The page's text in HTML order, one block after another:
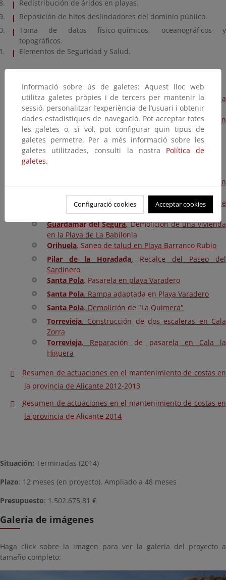
Redistribución de áridos en playas.
Reposición de hitos deslindadores del dominio público.
Toma de datos físico-químicos, oceanográficos y
topográficos.
Elementos de Seguridad y Salud.
Fichas de las actuaciones más destacadas
Alicante . Isla de Tabarca. Construcción de una
escalera de acceso a la Cala del Francés
Alicante. Isla de Tabarca. Retirada de escombros en
la Isla de Tabarca
Altea. Accesos en Cap Blanc
Benitatxell. Barrera dinámica en Cala Moraig
. Reconstrucción de dos escaleras en
Finestrat. Demolición parcial del restaurante
Modesto
Guardamar del Segura. Demolición de una vivienda
en la Playa de La Babilonia
Orihuela. Saneo de talud en Playa Barranco Rubio
Pilar de la Horadada. Recalce del Paseo del
Sardinero
Santa Pola. Pasarela en playa Varadero
Santa Pola. Rampa adaptada en Playa Varadero
Santa Pola. Demolición de "La Quimera"
Torrevieja. Construcción de dos escaleras en Cala
Zorra
Torrevieja. Reparación de pasarela en Cala la
Higuera
Resumen de actuaciones en el mantenimiento de costas en
la provincia de Alicante 2012-2013
Resumen de actuaciones en el mantenimiento de costas en
la provincia de Alicante 2014
Situación: Terminadas (2014)
Plazo: 12 meses (en proyecto). Ampliado a 48 meses
Presupuesto: 1.502.675,81 €
Galería de imágenes
Haga click sobre la imagen para ver la galería del proyecto a
tamaño completo:
Informació sobre ús de galetes: Aquest lloc web
utilitza galetes pròpies i de tercers per mantenir la
sessió, personalitzar l’experiència de l’usuari i obtenir
dades estadístiques de navegació. Pot acceptar totes
les galetes o, si vol, pot configurar quin tipus de
galetes permetre. Per a més informació sobre les
galetes utilitzades, consulti la nostra Política de
galetes.
Configuració cookies Acceptar cookies